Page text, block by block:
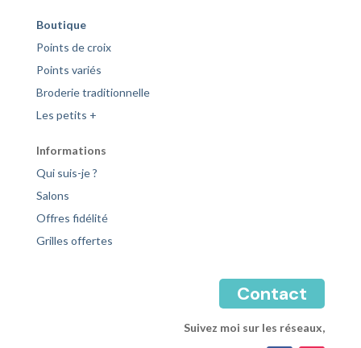
Boutique
Points de croix
Points variés
Broderie traditionnelle
Les petits +
Informations
Qui suis-je ?
Salons
Offres fidélité
Grilles offertes
Contact
Suivez moi sur les réseaux,